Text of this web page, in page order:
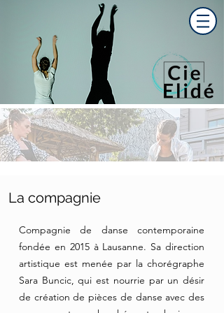
La compagnie
Compagnie de danse contemporaine
fondée en 2015 à Lausanne. Sa direction
artistique est menée par la chorégraphe
Sara Buncic, qui est nourrie par un désir
de création de pièces de danse avec des